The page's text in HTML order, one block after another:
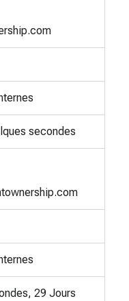
secondes
29 Jours